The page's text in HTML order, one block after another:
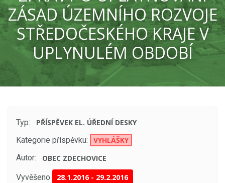
ZÁSAD ÚZEMNÍHO ROZVOJE
STŘEDOČESKÉHO KRAJE V
UPLYNULÉM OBDOBÍ
Typ:
PŘÍSPĚVEK EL. ÚŘEDNÍ DESKY
Kategorie příspěvku:
VYHLÁŠKY
Autor:
OBEC ZDECHOVICE
Vyvěšeno 28.1.2016- 29.2.2016